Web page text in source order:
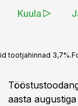
Kuula
tootjahinnad 3,7%.
aasta